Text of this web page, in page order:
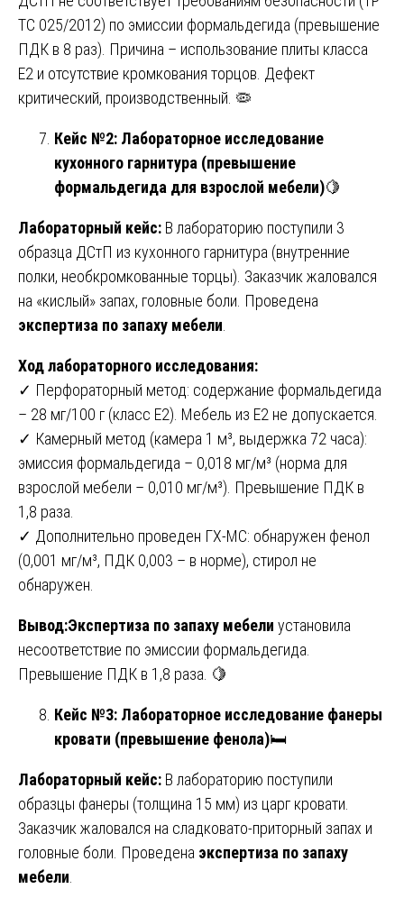
ТС 025/2012) по эмиссии формальдегида (превышение
ПДК в 8 раз). Причина – использование плиты класса
E2 и отсутствие кромкования торцов. Дефект
критический, производственный. 🦠
Кейс №2: Лабораторное исследование
кухонного гарнитура (превышение
формальдегида для взрослой мебели)🍋
Лабораторный кейс: В лабораторию поступили 3
образца ДСтП из кухонного гарнитура (внутренние
полки, необкромкованные торцы). Заказчик жаловался
на «кислый» запах, головные боли. Проведена
экспертиза по запаху мебели
Ход лабораторного исследования:
✓ Перфораторный метод: содержание формальдегида
– 28 мг/100 г (класс E2). Мебель из E2 не допускается.
✓ Камерный метод (камера 1 м³, выдержка 72 часа):
эмиссия формальдегида – 0,018 мг/м³ (норма для
взрослой мебели – 0,010 мг/м³). Превышение ПДК в
1,8 раза.
✓ Дополнительно проведен ГХ-МС: обнаружен фенол
(0,001 мг/м³, ПДК 0,003 – в норме), стирол не
обнаружен.
Вывод:Экспертиза по запаху мебели установила
несоответствие по эмиссии формальдегида.
Превышение ПДК в 1,8 раза. 🍋
Кейс №3: Лабораторное исследование фанеры
кровати (превышение фенола)🛏️
Лабораторный кейс: В лабораторию поступили
образцы фанеры (толщина 15 мм) из царг кровати.
Заказчик жаловался на сладковато-приторный запах и
головные боли. Проведена экспертиза по запаху
мебели